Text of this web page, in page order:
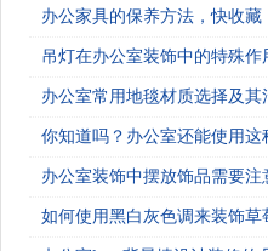
办公家具的保养方法，快收藏
吊灯在办公室装饰中的特殊作
办公室常用地毯材质选择及其
你知道吗？办公室还能使用
办公室装饰中摆放饰品需要注
如何使用黑白灰色调来装饰草莓